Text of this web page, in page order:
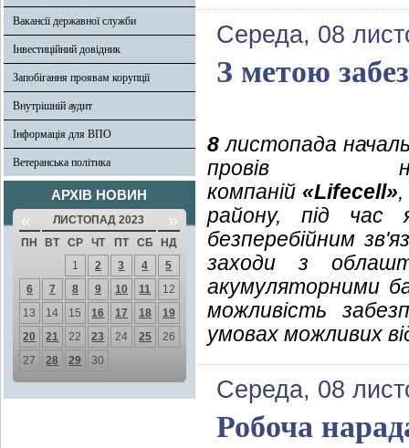
Вакансії державної служби
Інвестиційний довідник
Запобігання проявам корупції
Внутрішній аудит
Інформація для ВПО
Ветеранська політика
АРХІВ НОВИН
« ЛИСТОПАД 2023 »
ПН ВТ СР ЧТ ПТ СБ
НД
1
2 3 4
5
6
7 8 9 10 11
12
13
14 15 16 17 18
19
20
21 22 23 24 25
26
27
28 29 30
Середа, 08
З метою
8листопада
провів
компаній«Lifecell»
району, під час
безперебійним
заходи з
акумуляторними
можливість
умовах можливих
Середа, 08
Робоча